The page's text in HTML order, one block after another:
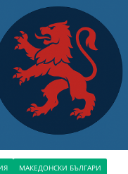
МАКЕДОНСКИ БЪЛГАРИ